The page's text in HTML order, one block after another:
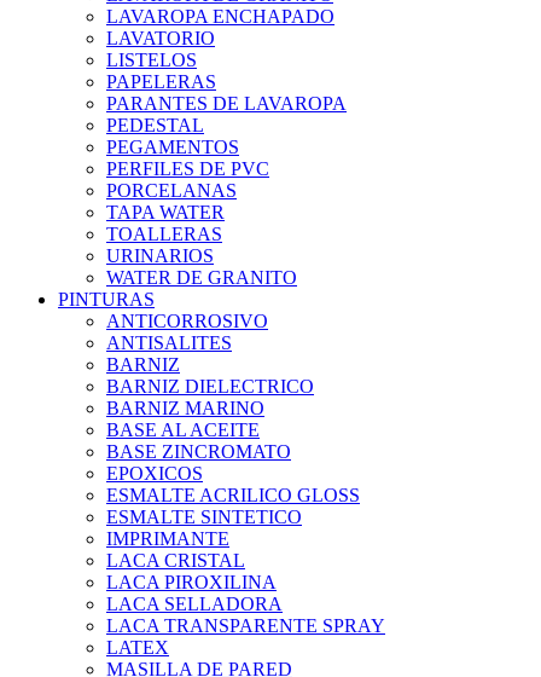
LAVAROPA ENCHAPADO
LAVATORIO
LISTELOS
PAPELERAS
PARANTES DE LAVAROPA
PEDESTAL
PEGAMENTOS
PERFILES DE PVC
PORCELANAS
TAPA WATER
TOALLERAS
URINARIOS
WATER DE GRANITO
PINTURAS
ANTICORROSIVO
ANTISALITES
BARNIZ
BARNIZ DIELECTRICO
BARNIZ MARINO
BASE AL ACEITE
BASE ZINCROMATO
EPOXICOS
ESMALTE ACRILICO GLOSS
ESMALTE SINTETICO
IMPRIMANTE
LACA CRISTAL
LACA PIROXILINA
LACA SELLADORA
LACA TRANSPARENTE SPRAY
LATEX
MASILLA DE PARED